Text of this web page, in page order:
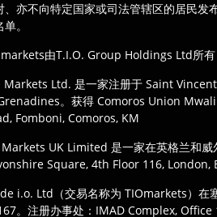
、亦不向特定国家或司法管辖区的居民发
。
由T.I.O. Group Holdings Ltd所
Markets Ltd. 是一家注册于 Saint
。获得 Comoros Union
Fomboni, Comoros, KM
UK Limited 是一家在英格兰和威
Square, 4th Floor 116, London,
i.o. Ltd（交易名称为 TIOmarkets）在
。注册办事处：IMAD Complex,